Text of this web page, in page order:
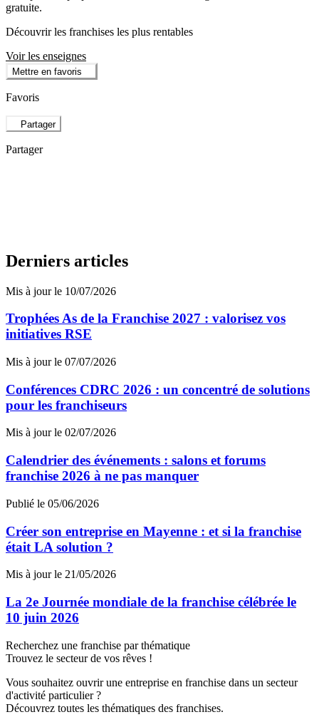
gratuite.
Découvrir les franchises les plus rentables
Voir les enseignes
Mettre en favoris
Favoris
Partager
Partager
Derniers articles
Mis à jour le 10/07/2026
Trophées As de la Franchise 2027 : valorisez vos
initiatives RSE
Mis à jour le 07/07/2026
Conférences CDRC 2026 : un concentré de solutions
pour les franchiseurs
Mis à jour le 02/07/2026
Calendrier des événements : salons et forums
franchise 2026 à ne pas manquer
Publié le 05/06/2026
Créer son entreprise en Mayenne : et si la franchise
était LA solution ?
Mis à jour le 21/05/2026
La 2e Journée mondiale de la franchise célébrée le
10 juin 2026
Recherchez une franchise par thématique
Trouvez le secteur de vos rêves !
Vous souhaitez ouvrir une entreprise en franchise dans un secteur
d'activité particulier ?
Découvrez toutes les thématiques des franchises.